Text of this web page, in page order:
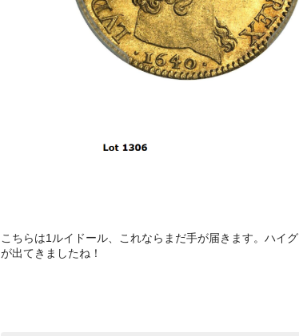
こちらは1ルイドール、これならまだ手が届きます。ハイ
が出てきましたね！